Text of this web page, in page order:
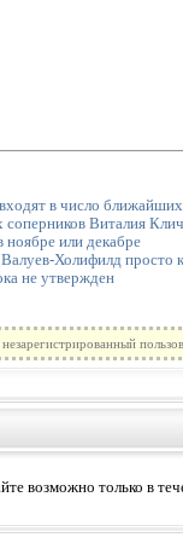
в число ближайших
соперников Виталия
или декабре
Холифилд просто
не утвержден
возможно только в